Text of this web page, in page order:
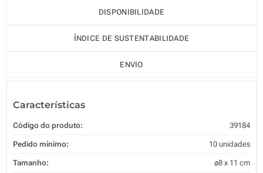
DISPONIBILIDADE
ÍNDICE DE SUSTENTABILIDADE
ENVIO
Características
Código do produto: 39184
Pedido mínimo: 10 unidades
Tamanho: ø8 x 11 cm